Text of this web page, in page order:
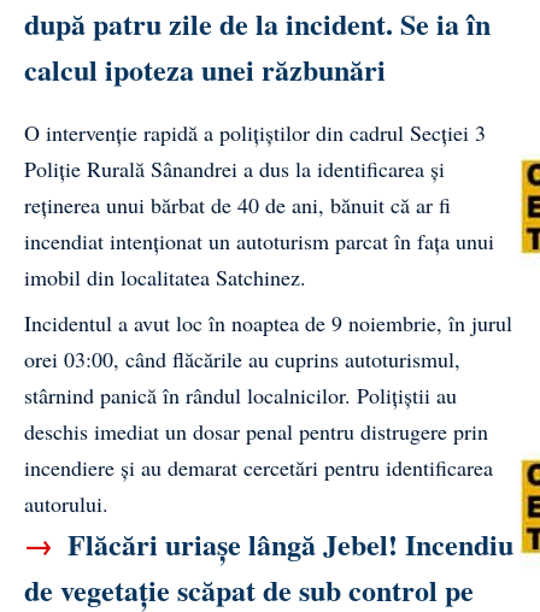
după patru zile de la incident. Se ia în
calcul ipoteza unei răzbunări
O intervenție rapidă a polițiștilor din cadrul Secției 3
Poliție Rurală Sânandrei a dus la identificarea și
reținerea unui bărbat de 40 de ani, bănuit că ar fi
incendiat intenționat un autoturism parcat în fața unui
imobil din localitatea Satchinez.
Incidentul a avut loc în noaptea de 9 noiembrie, în jurul
orei 03:00, când flăcările au cuprins autoturismul,
stârnind panică în rândul localnicilor. Polițiștii au
deschis imediat un dosar penal pentru distrugere prin
incendiere și au demarat cercetări pentru identificarea
autorului.
→ Flăcări uriașe lângă Jebel! Incendiu
de vegetație scăpat de sub control pe